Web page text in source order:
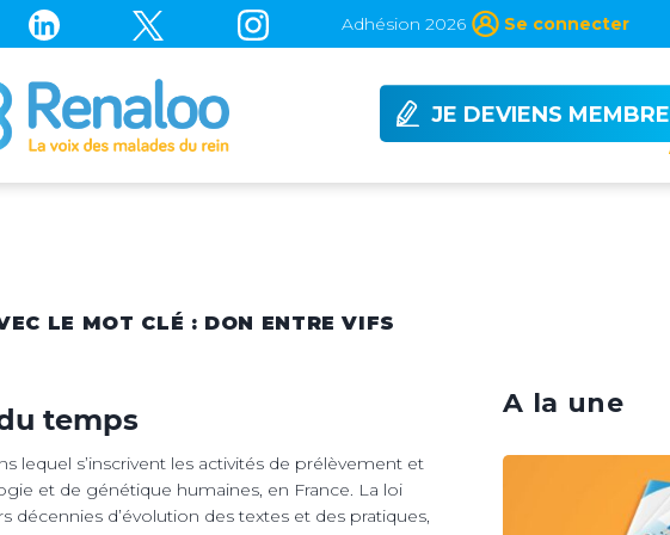
Adhésion 2026 Se connecter
JE DEVIENS MEMBRE
LE MOT CLÉ : DON ENTRE VIFS
temps
lequel s’inscrivent les activités de prélèvement et
et de génétique humaines, en France. La loi
décennies d’évolution des textes et des pratiques,
A la une